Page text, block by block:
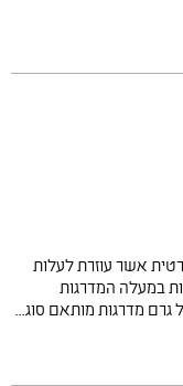
אשר עוזרת לעלות
במעלה המדרגות
מדרגות מותאם סוג…